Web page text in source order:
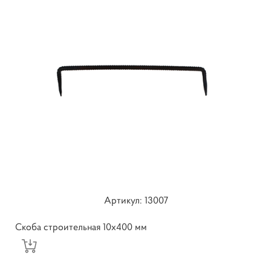
Артикул: ​13007
Скоба строительная 10х400 мм